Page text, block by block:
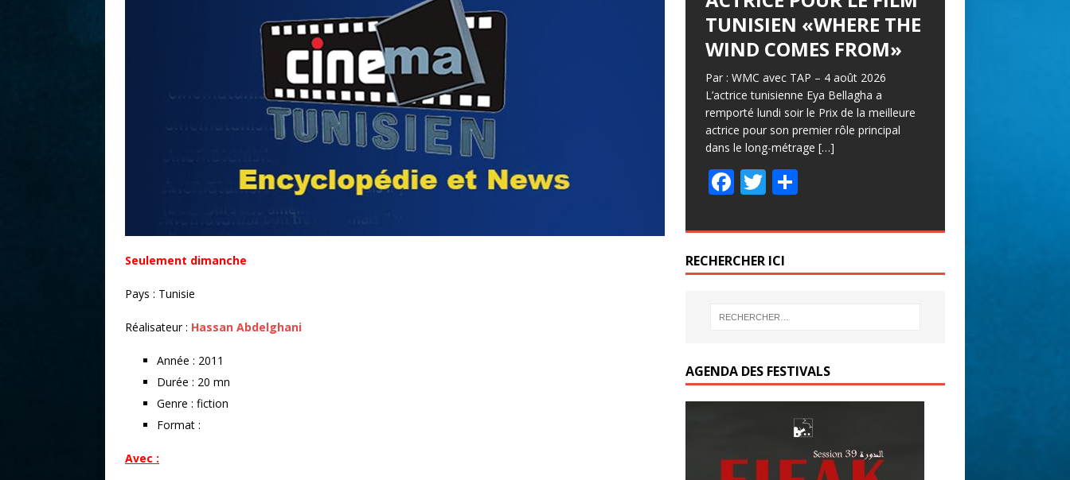
Seulement dimanche
Pays : Tunisie
Réalisateur : Hassan Abdelghani
Année : 2011
Durée : 20 mn
Genre : fiction
Format :
Avec :
TUNISIEN «WHERE THE
WIND COMES FROM»
Par : WMC avec TAP – 4 août 2026
L’actrice tunisienne Eya Bellagha a
remporté lundi soir le Prix de la meilleure
actrice pour son premier rôle principal
dans le long-métrage […]
F
e
b
o
o
T
itt
er
P
ta
er
RECHERCHER ICI
AGENDA DES FESTIVALS